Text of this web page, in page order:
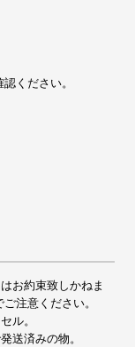
認ください。
お約束致しかねま
注意ください。
ル。
送済みの物。